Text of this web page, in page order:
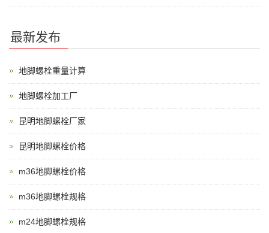
最新发布
地脚螺栓重量计算
地脚螺栓加工厂
昆明地脚螺栓厂家
昆明地脚螺栓价格
m36地脚螺栓价格
m36地脚螺栓规格
m24地脚螺栓规格